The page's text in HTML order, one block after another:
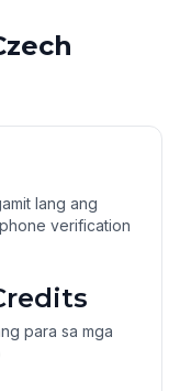
lang ang
verification
para sa mga